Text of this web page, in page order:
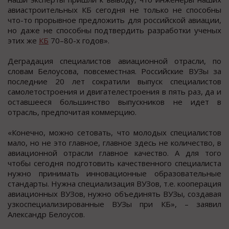
авиастроительных КБ сегодня не только не способны
что-то прорывное предложить для российской авиации,
но даже не способны подтвердить разработки ученых
этих же КБ 70–80-х годов».
Деградация специалистов авиационной отрасли, по
словам Белоусова, повсеместная. Российские ВУЗы за
последние 20 лет сократили выпуск специалистов
самолетостроения и двигателестроения в пять раз, да и
оставшееся большинство выпускников не идет в
отрасль, предпочитая коммерцию.
«Конечно, можно сетовать, что молодых специалистов
мало, но не это главное, главное здесь не количество, в
авиационной отрасли главное качество. А для того
чтобы сегодня подготовить качественного специалиста
нужно принимать инновационные образовательные
стандарты. Нужна специализация ВУЗов, т.е. кооперация
авиационных ВУЗов, нужно объединять ВУЗы, создавая
узкоспециализированные ВУЗы при КБ», – заявил
Александр Белоусов.